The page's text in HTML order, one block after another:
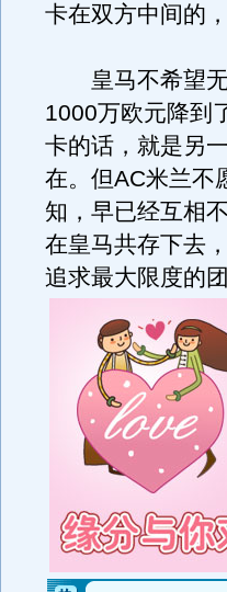
卡在双方中间的
皇马不希望无
1000万欧元降到
卡的话，就是另
在。但AC米兰不
知，早已经互相
在皇马共存下去
追求最大限度的